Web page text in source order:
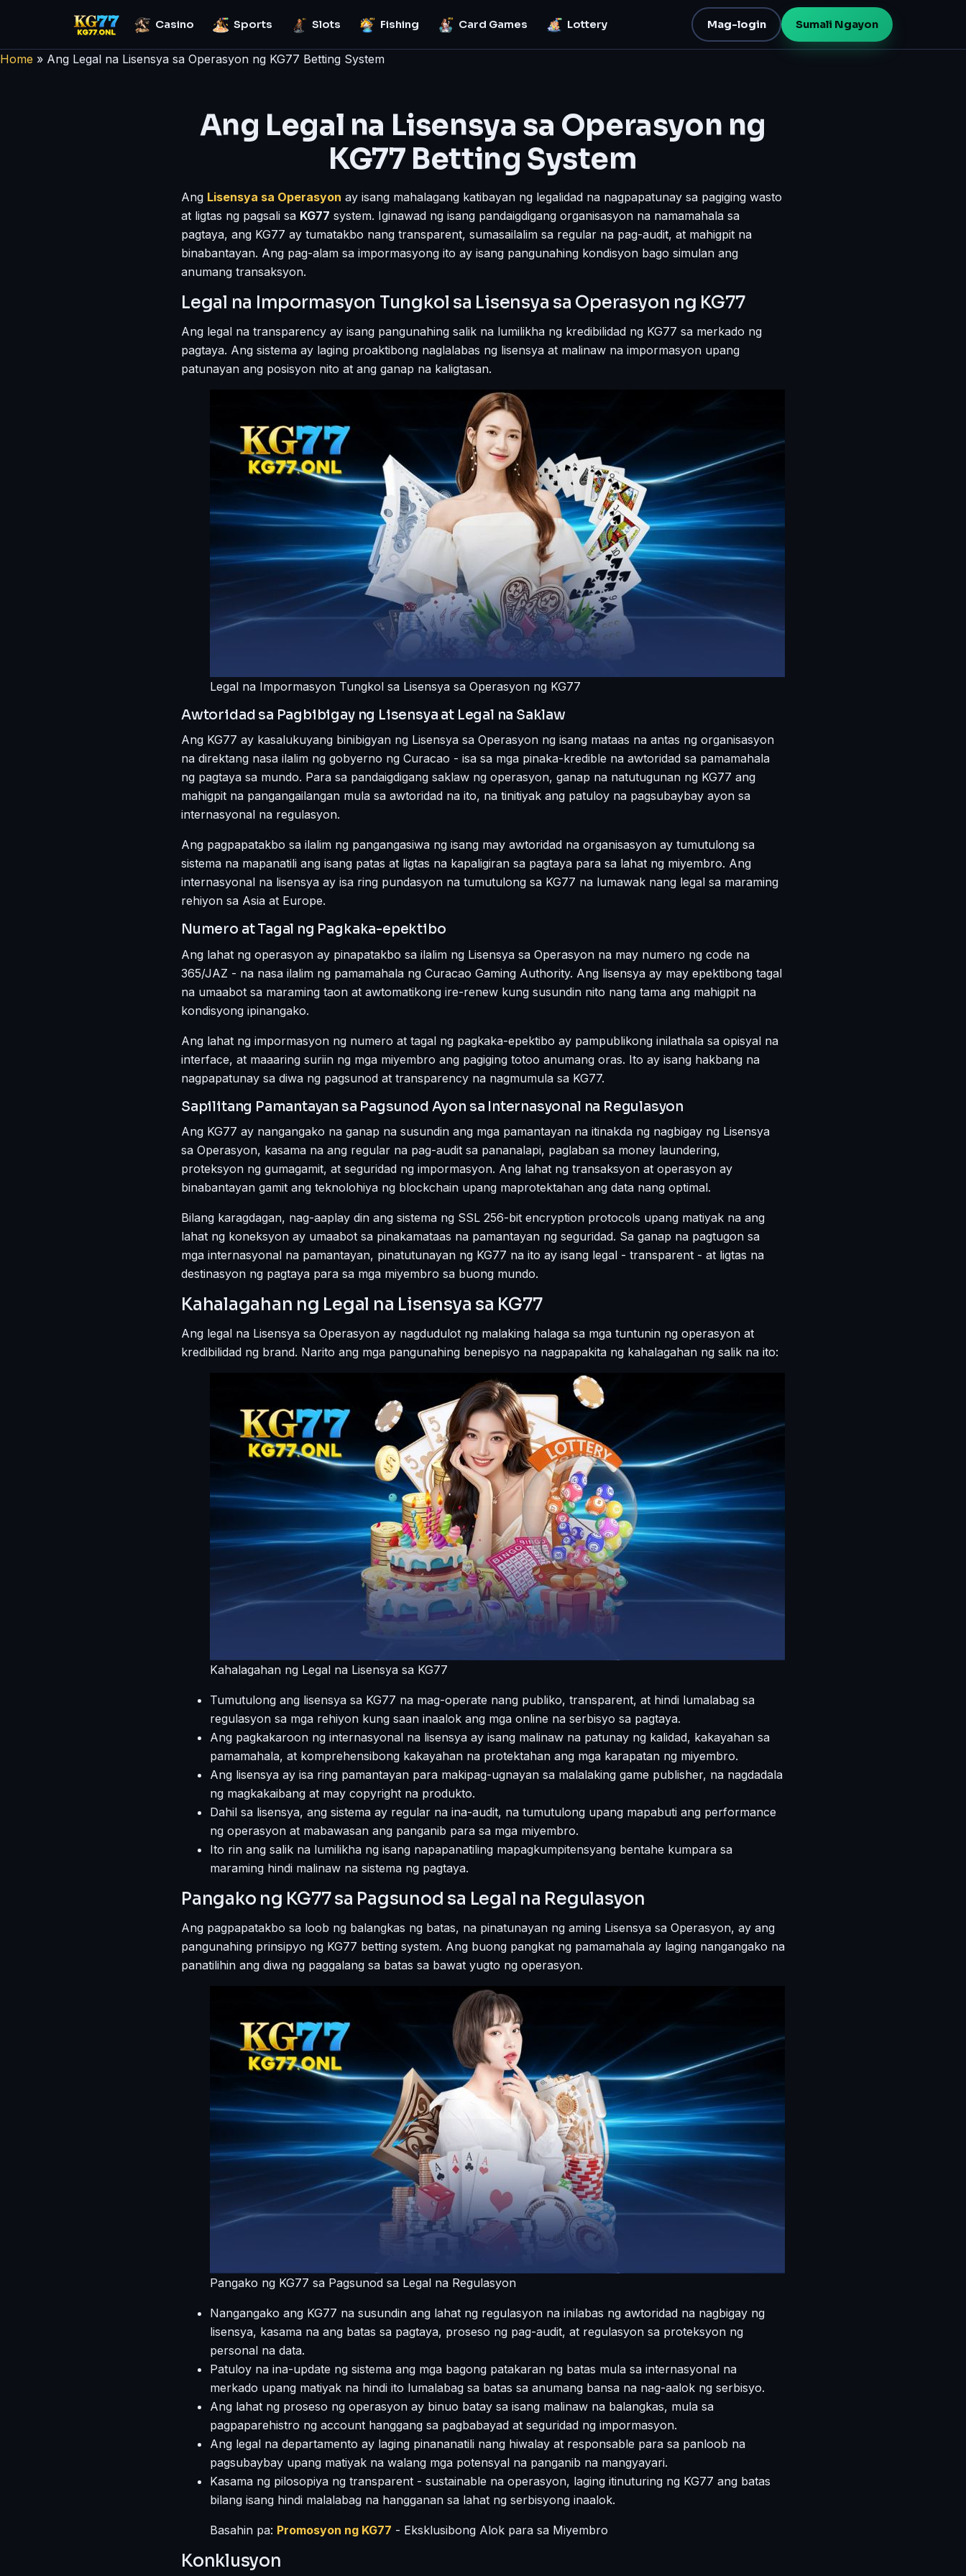
Casino Sports Slots Fishing Card Games Lottery Mag-login Sumali Ngayon
Home » Ang Legal na Lisensya sa Operasyon ng KG77 Betting System
Ang Legal na Lisensya sa Operasyon ng
KG77 Betting System
Ang Lisensya sa Operasyon ay isang mahalagang katibayan ng legalidad na nagpapatunay sa pagiging wasto
at ligtas ng pagsali sa KG77 system. Iginawad ng isang pandaigdigang organisasyon na namamahala sa
pagtaya, ang KG77 ay tumatakbo nang transparent, sumasailalim sa regular na pag-audit, at mahigpit na
binabantayan. Ang pag-alam sa impormasyong ito ay isang pangunahing kondisyon bago simulan ang
anumang transaksyon.
Legal na Impormasyon Tungkol sa Lisensya sa Operasyon ng KG77
Ang legal na transparency ay isang pangunahing salik na lumilikha ng kredibilidad ng KG77 sa merkado ng
pagtaya. Ang sistema ay laging proaktibong naglalabas ng lisensya at malinaw na impormasyon upang
patunayan ang posisyon nito at ang ganap na kaligtasan.
Legal na Impormasyon Tungkol sa Lisensya sa Operasyon ng KG77
Awtoridad sa Pagbibigay ng Lisensya at Legal na Saklaw
Ang KG77 ay kasalukuyang binibigyan ng Lisensya sa Operasyon ng isang mataas na antas ng organisasyon
na direktang nasa ilalim ng gobyerno ng Curacao - isa sa mga pinaka-kredible na awtoridad sa pamamahala
ng pagtaya sa mundo. Para sa pandaigdigang saklaw ng operasyon, ganap na natutugunan ng KG77 ang
mahigpit na pangangailangan mula sa awtoridad na ito, na tinitiyak ang patuloy na pagsubaybay ayon sa
internasyonal na regulasyon.
Ang pagpapatakbo sa ilalim ng pangangasiwa ng isang may awtoridad na organisasyon ay tumutulong sa
sistema na mapanatili ang isang patas at ligtas na kapaligiran sa pagtaya para sa lahat ng miyembro. Ang
internasyonal na lisensya ay isa ring pundasyon na tumutulong sa KG77 na lumawak nang legal sa maraming
rehiyon sa Asia at Europe.
Numero at Tagal ng Pagkaka-epektibo
Ang lahat ng operasyon ay pinapatakbo sa ilalim ng Lisensya sa Operasyon na may numero ng code na
365/JAZ - na nasa ilalim ng pamamahala ng Curacao Gaming Authority. Ang lisensya ay may epektibong tagal
na umaabot sa maraming taon at awtomatikong ire-renew kung susundin nito nang tama ang mahigpit na
kondisyong ipinangako.
Ang lahat ng impormasyon ng numero at tagal ng pagkaka-epektibo ay pampublikong inilathala sa opisyal na
interface, at maaaring suriin ng mga miyembro ang pagiging totoo anumang oras. Ito ay isang hakbang na
nagpapatunay sa diwa ng pagsunod at transparency na nagmumula sa KG77.
Sapilitang Pamantayan sa Pagsunod Ayon sa Internasyonal na Regulasyon
Ang KG77 ay nangangako na ganap na susundin ang mga pamantayan na itinakda ng nagbigay ng Lisensya
sa Operasyon, kasama na ang regular na pag-audit sa pananalapi, paglaban sa money laundering,
proteksyon ng gumagamit, at seguridad ng impormasyon. Ang lahat ng transaksyon at operasyon ay
binabantayan gamit ang teknolohiya ng blockchain upang maprotektahan ang data nang optimal.
Bilang karagdagan, nag-aaplay din ang sistema ng SSL 256-bit encryption protocols upang matiyak na ang
lahat ng koneksyon ay umaabot sa pinakamataas na pamantayan ng seguridad. Sa ganap na pagtugon sa
mga internasyonal na pamantayan, pinatutunayan ng KG77 na ito ay isang legal - transparent - at ligtas na
destinasyon ng pagtaya para sa mga miyembro sa buong mundo.
Kahalagahan ng Legal na Lisensya sa KG77
Ang legal na Lisensya sa Operasyon ay nagdudulot ng malaking halaga sa mga tuntunin ng operasyon at
kredibilidad ng brand. Narito ang mga pangunahing benepisyo na nagpapakita ng kahalagahan ng salik na ito:
Kahalagahan ng Legal na Lisensya sa KG77
Tumutulong ang lisensya sa KG77 na mag-operate nang publiko, transparent, at hindi lumalabag sa
regulasyon sa mga rehiyon kung saan inaalok ang mga online na serbisyo sa pagtaya.
Ang pagkakaroon ng internasyonal na lisensya ay isang malinaw na patunay ng kalidad, kakayahan sa
pamamahala, at komprehensibong kakayahan na protektahan ang mga karapatan ng miyembro.
Ang lisensya ay isa ring pamantayan para makipag-ugnayan sa malalaking game publisher, na nagdadala
ng magkakaibang at may copyright na produkto.
Dahil sa lisensya, ang sistema ay regular na ina-audit, na tumutulong upang mapabuti ang performance
ng operasyon at mabawasan ang panganib para sa mga miyembro.
Ito rin ang salik na lumilikha ng isang napapanatiling mapagkumpitensyang bentahe kumpara sa
maraming hindi malinaw na sistema ng pagtaya.
Pangako ng KG77 sa Pagsunod sa Legal na Regulasyon
Ang pagpapatakbo sa loob ng balangkas ng batas, na pinatunayan ng aming Lisensya sa Operasyon, ay ang
pangunahing prinsipyo ng KG77 betting system. Ang buong pangkat ng pamamahala ay laging nangangako na
panatilihin ang diwa ng paggalang sa batas sa bawat yugto ng operasyon.
Pangako ng KG77 sa Pagsunod sa Legal na Regulasyon
Nangangako ang KG77 na susundin ang lahat ng regulasyon na inilabas ng awtoridad na nagbigay ng
lisensya, kasama na ang batas sa pagtaya, proseso ng pag-audit, at regulasyon sa proteksyon ng
personal na data.
Patuloy na ina-update ng sistema ang mga bagong patakaran ng batas mula sa internasyonal na
merkado upang matiyak na hindi ito lumalabag sa batas sa anumang bansa na nag-aalok ng serbisyo.
Ang lahat ng proseso ng operasyon ay binuo batay sa isang malinaw na balangkas, mula sa
pagpaparehistro ng account hanggang sa pagbabayad at seguridad ng impormasyon.
Ang legal na departamento ay laging pinananatili nang hiwalay at responsable para sa panloob na
pagsubaybay upang matiyak na walang mga potensyal na panganib na mangyayari.
Kasama ng pilosopiya ng transparent - sustainable na operasyon, laging itinuturing ng KG77 ang batas
bilang isang hindi malalabag na hangganan sa lahat ng serbisyong inaalok.
Basahin pa: Promosyon ng KG77 - Eksklusibong Alok para sa Miyembro
Konklusyon